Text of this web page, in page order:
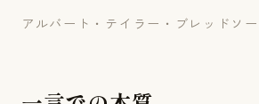
アルバート・テイラー・ブレッドソ